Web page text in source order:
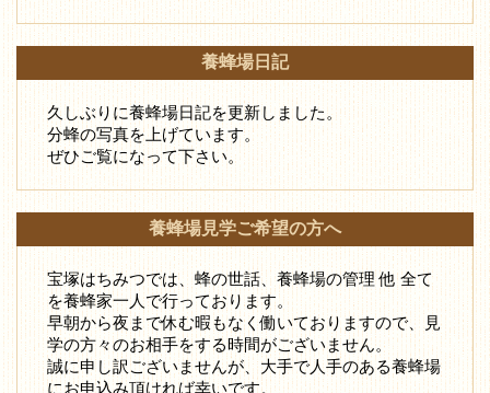
養蜂場日記
久しぶりに養蜂場日記を更新しました。
分蜂の写真を上げています。
ぜひご覧になって下さい。
養蜂場見学ご希望の方へ
宝塚はちみつでは、蜂の世話、養蜂場の管理 他 全て
を養蜂家一人で行っております。
早朝から夜まで休む暇もなく働いておりますので、見
学の方々のお相手をする時間がございません。
誠に申し訳ございませんが、大手で人手のある養蜂場
にお申込み頂ければ幸いです。